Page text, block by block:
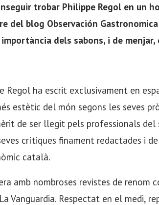
trobar Philippe Regol en un
del blog Observación
dels sabons, i de menjar,
Regol ha escrit exclusivament en
estètic del món segons les seves
de ser llegit pels professionals del
crítiques finament redactades i de
català.
amb nombroses revistes de renom
Vanguardia. Respectat en el medi,